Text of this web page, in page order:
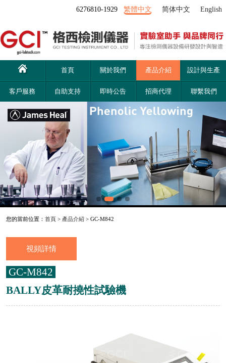
6276810-1929 繁體中文 简体中文 English
首頁 關於我們 產品介紹 設計與生產
客戶服務 自助支持 即時公告 招商代理 聯繫我們
您的當前位置： 首頁> 產品介紹> GC-M842
視頻詳情
GC-M842
BALLY皮革耐撓性試驗機